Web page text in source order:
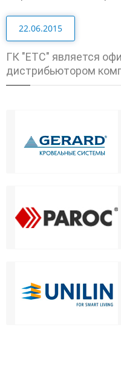
22.06.2015
ГК "ЕТС" является
дистрибьютором